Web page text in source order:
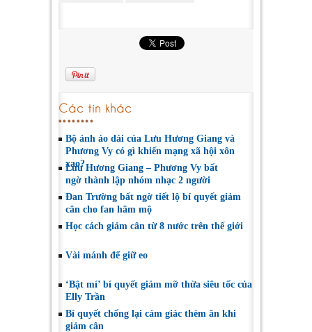
Các tin khác
Bộ ảnh áo dài của Lưu Hương Giang và
Phương Vy có gì khiến mạng xã hội xôn
xao?
Lưu Hương Giang – Phương Vy bất
ngờ thành lập nhóm nhạc 2 người
Đan Trường bất ngờ tiết lộ bí quyết giảm
cân cho fan hâm mộ
Học cách giảm cân từ 8 nước trên thế giới
Vài mánh để giữ eo
‘Bật mí’ bí quyết giảm mỡ thừa siêu tốc của
Elly Trần
Bí quyết chống lại cảm giác thèm ăn khi
giảm cân